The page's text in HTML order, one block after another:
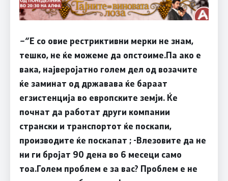
–“Е со овие рестриктивни мерки не знам,
тешко, не ќе можеме да опстоиме.Па ако е
вака, најверојатно голем дел од возачите
ќе заминат од државава ќе бараат
егзистенција во европските земји. Ќе
почнат да работат други компании
странски и транспортот ќе поскапи,
производите ќе поскапат ; -Влезовите да не
ни ги бројат 90 дена во 6 месеци само
тоа.Голем проблем е за вас? Проблем е не